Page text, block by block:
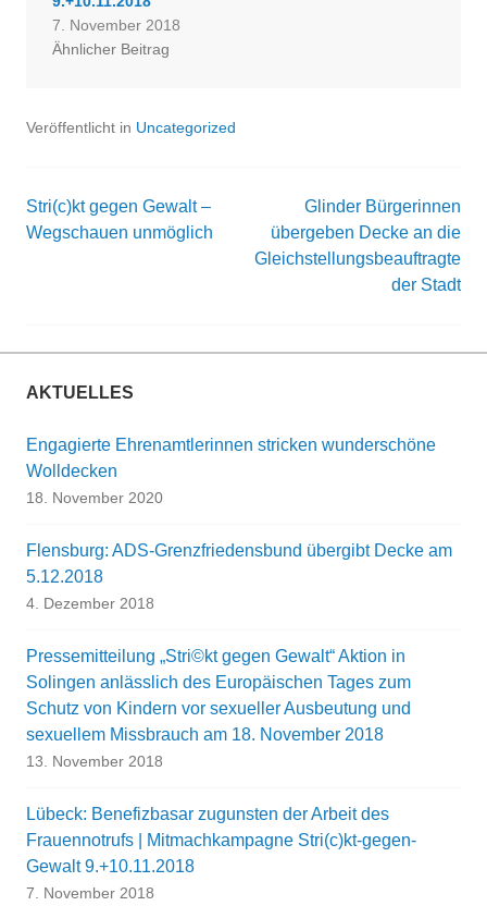
7. November 2018
Ähnlicher Beitrag
Veröffentlicht in Uncategorized
Beitrags-
Stri(c)kt gegen Gewalt –
Wegschauen unmöglich
Glinder Bürgerinnen
übergeben Decke an die
Gleichstellungsbeauftragte
der Stadt
AKTUELLES
Engagierte Ehrenamtlerinnen stricken wunderschöne
Wolldecken
18. November 2020
Flensburg: ADS-Grenzfriedensbund übergibt Decke am
5.12.2018
4. Dezember 2018
Pressemitteilung „Stri©kt gegen Gewalt“ Aktion in
Solingen anlässlich des Europäischen Tages zum
Schutz von Kindern vor sexueller Ausbeutung und
sexuellem Missbrauch am 18. November 2018
13. November 2018
Lübeck: Benefizbasar zugunsten der Arbeit des
Frauennotrufs | Mitmachkampagne Stri(c)kt-gegen-
Gewalt 9.+10.11.2018
7. November 2018